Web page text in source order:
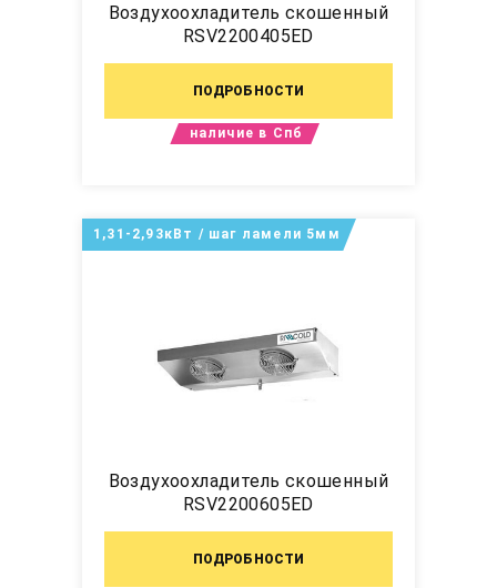
Воздухоохладитель скошенный
RSV2200405ED
ПОДРОБНОСТИ
наличие в Спб
Воздухоохладитель скошенный
RSV2200605ED
ПОДРОБНОСТИ
1,31-2,93кВт / шаг ламели 5мм